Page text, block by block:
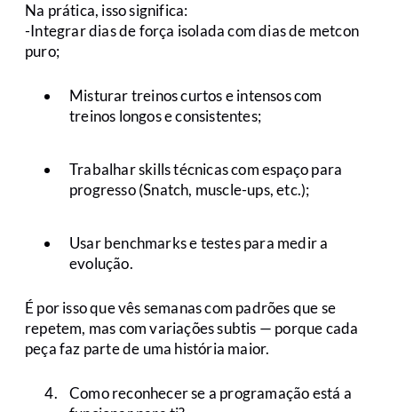
Na prática, isso significa:
-Integrar dias de força isolada com dias de metcon
puro;
Misturar treinos curtos e intensos com
treinos longos e consistentes;
Trabalhar skills técnicas com espaço para
progresso (Snatch, muscle-ups, etc.);
Usar benchmarks e testes para medir a
evolução.
É por isso que vês semanas com padrões que se
repetem, mas com variações subtis — porque cada
peça faz parte de uma história maior.
Como reconhecer se a programação está a